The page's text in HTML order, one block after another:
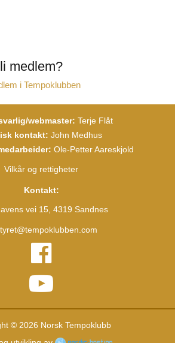
medlem?
i Tempoklubben
webmaster: Terje Flåt
kontakt: John Medhus
Ole-Petter Aareskjold
Vilkår og rettigheter
Kontakt:
vei 15, 4319 Sandnes
© 2026 Norsk Tempoklubb